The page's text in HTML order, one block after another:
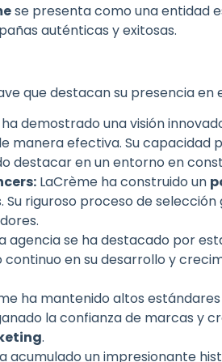
se presenta como una entidad
auténticas y exitosas.
que destacan su presencia en
demostrado una visión
manera efectiva. Su
destacar en un entorno en
LaCrème ha construido un
Su riguroso proceso de
agencia se ha destacado por
en su desarrollo y
ha mantenido altos
la confianza de marcas y
.
a acumulado un impresionante